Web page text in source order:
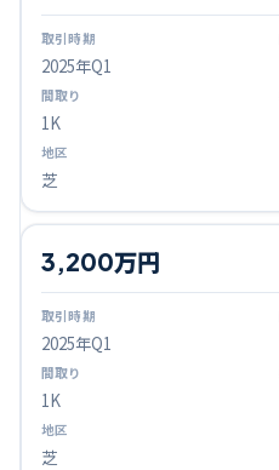
2025年Q1
1K
芝
2025年Q1
3,200万円
1K
芝